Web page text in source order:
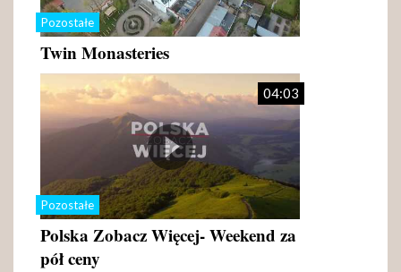
Pozostałe
Twin Monasteries
Pozostałe
04:03
Polska Zobacz Więcej- Weekend za
pół ceny